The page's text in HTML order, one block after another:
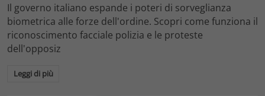
Il governo italiano espande i poteri di sorveglianza
biometrica alle forze dell'ordine. Scopri come funziona il
riconoscimento facciale polizia e le proteste
dell'opposiz
Leggi di più